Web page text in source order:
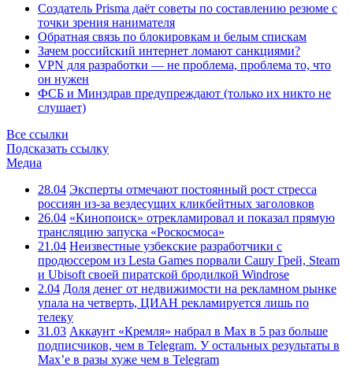
Создатель Prisma даёт советы по составлению резюме с
точки зрения нанимателя
Обратная связь по блокировкам и белым спискам
Зачем российский интернет ломают санкциями?
VPN для разработки — не проблема, проблема то, что
он нужен
ФСБ и Минздрав предупреждают (только их никто не
слушает)
Все ссылки
Подсказать ссылку
Медиа
28.04 Эксперты отмечают постоянный рост стресса
россиян из-за вездесущих кликбейтных заголовков
26.04 «Кинопоиск» отрекламировал и показал прямую
трансляцию запуска «Роскосмоса»
21.04 Неизвестные узбекские разработчики с
продюссером из Lesta Games порвали Сашу Грей, Steam
и Ubisoft своей пиратской бродилкой Windrose
2.04 Доля денег от недвижимости на рекламном рынке
упала на четверть, ЦИАН рекламируется лишь по
телеку
31.03 Аккаунт «Кремля» набрал в Max в 5 раз больше
подписчиков, чем в Telegram. У остальных результаты в
Max’е в разы хуже чем в Telegram